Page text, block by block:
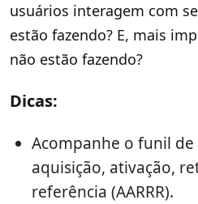
usuários interagem com
estão fazendo? E, mais
não estão fazendo?
Dicas:
Acompanhe o funil de
aquisição, ativação,
referência (AARRR).